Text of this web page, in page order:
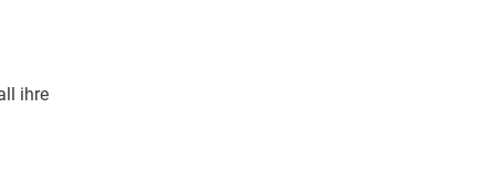
ihre